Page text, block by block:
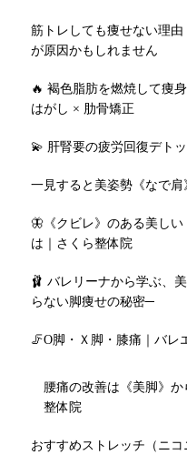
筋トレしても痩せない理由
が原因かもしれません
🔥 褐色脂肪を燃焼して痩
はがし × 肋骨矯正
💫 肝腎要の疲労回復デト
一見すると美姿勢《なで
🦋《クビレ》のある美し
は｜さくら整体院
🩰 バレリーナから学ぶ、
らない脚痩せの秘密─
🦵O脚・Ｘ脚・膝痛｜バレ
腰痛の改善は《美脚》
整体院
おすすめストレッチ（ニコ